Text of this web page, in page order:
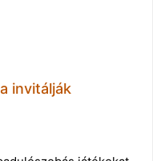
invitálják